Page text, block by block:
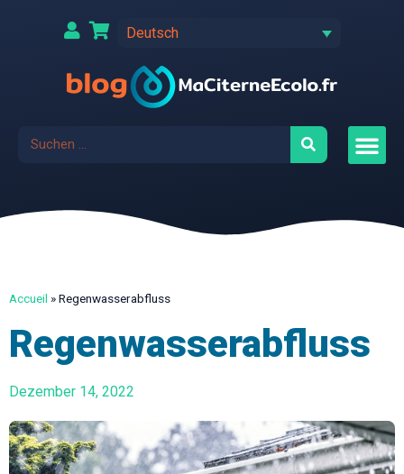
Deutsch
Accueil »Regenwasserabfluss
Regenwasserabfluss
Dezember 14, 2022